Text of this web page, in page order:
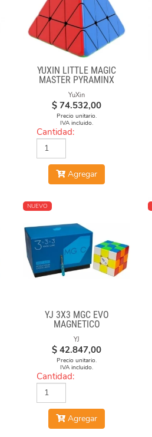
YUXIN LITTLE MAGIC
MASTER PYRAMINX
YuXin
$ 74.532,00
Precio unitario.
IVA incluido.
Cantidad:
Agregar
NUEVO
YJ 3X3 MGC EVO
MAGNETICO
YJ
$ 42.847,00
Precio unitario.
IVA incluido.
Cantidad:
Agregar